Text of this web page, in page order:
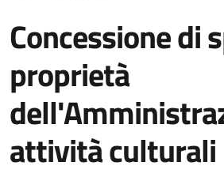
Concessione di
proprietà
attività culturali